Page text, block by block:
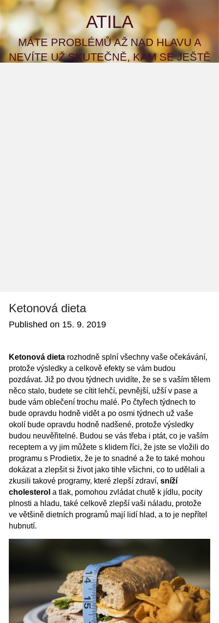
ATILA
MÁTE PROBLÉMŮ AŽ NAD HLAVU A
NEVÍTE UŽ SKUTEČNĚ, KAM SE JEŠTĚ
Ketonová dieta
Published on 15. 9. 2019
Ketonová dietarozhodně splní všechny vaše očekávání,
protože výsledky a celkově efekty se vám budou
pozdávat. Již po dvou týdnech uvidíte, že se s vaším tělem
něco stalo, budete se cítit lehčí, pevnější, užší v pase a
bude vám oblečení trochu malé. Po čtyřech týdnech to
bude opravdu hodně vidět a po osmi týdnech už vaše
okolí bude opravdu hodně nadšené, protože výsledky
budou neuvěřitelné. Budou se vás třeba i ptát, co je vaším
receptem a vy jim můžete s klidem říci, že jste se vložili do
programu s Prodietix, že je to snadné a že to také mohou
dokázat a zlepšit si život jako tihle všichni, co to udělali a
zkusili takové programy, které zlepší zdraví, sníží
cholesterol a tlak, pomohou zvládat chutě k jídlu, pocity
plnosti a hladu, také celkově zlepší vaši náladu, protože
ve většině dietních programů mají lidí hlad, a to je nepřítel
hubnutí.